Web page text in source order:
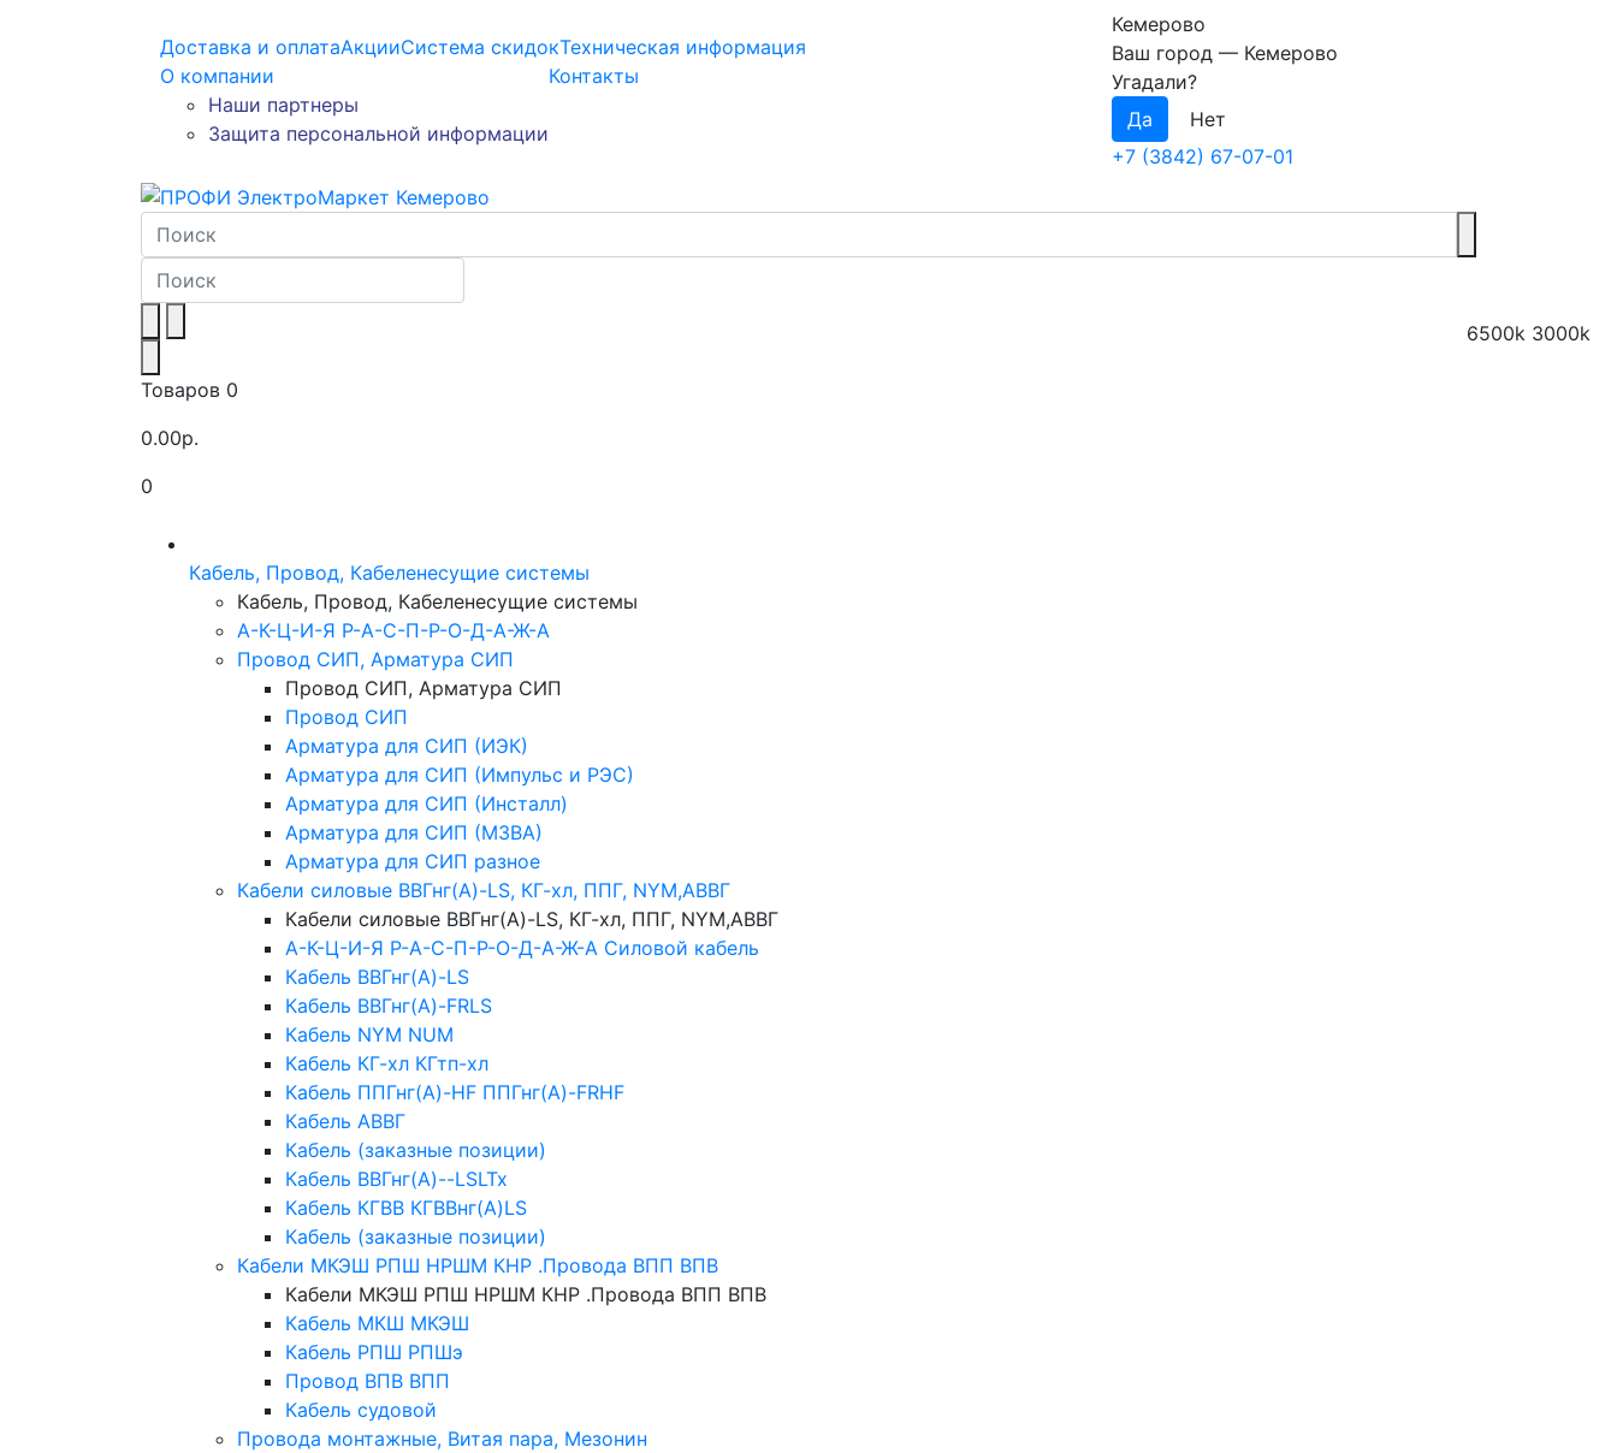
Доставка и оплатаАкцииСистема скидокТехническая информация
О компании
Наши партнеры
Защита персональной информации
Контакты
Кемерово
Ваш город — Кемерово
Угадали?
+7 (3842) 67-07-01
Товаров 0
0.00р.
0
Кабель, Провод, Кабеленесущие системы
Кабель, Провод, Кабеленесущие системы
А-К-Ц-И-Я Р-А-С-П-Р-О-Д-А-Ж-А
Провод СИП, Арматура СИП
Провод СИП, Арматура СИП
Провод СИП
Арматура для СИП (ИЭК)
Арматура для СИП (Импульс и РЭС)
Арматура для СИП (Инсталл)
Арматура для СИП (МЗВА)
Арматура для СИП разное
Кабели силовые ВВГнг(А)-LS, КГ-хл, ППГ, NYM,АВВГ
Кабели силовые ВВГнг(А)-LS, КГ-хл, ППГ, NYM,АВВГ
А-К-Ц-И-Я Р-А-С-П-Р-О-Д-А-Ж-А Силовой кабель
Кабель ВВГнг(А)-LS
Кабель ВВГнг(А)-FRLS
Кабель NYM NUM
Кабель КГ-хл КГтп-хл
Кабель ППГнг(А)-HF ППГнг(А)-FRHF
Кабель АВВГ
Кабель (заказные позиции)
Кабель ВВГнг(А)--LSLTx
Кабель КГВВ КГВВнг(А)LS
Кабель (заказные позиции)
Кабели МКЭШ РПШ НРШМ КНР .Провода ВПП ВПВ
Кабели МКЭШ РПШ НРШМ КНР .Провода ВПП ВПВ
Кабель МКШ МКЭШ
Кабель РПШ РПШэ
Провод ВПВ ВПП
Кабель судовой
Провода монтажные, Витая пара, Мезонин
6500k 3000k